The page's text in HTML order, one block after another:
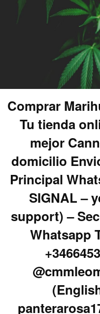
Comprar
Tu tienda
mejor
domicilio
Principal
SIGNAL –
support) –
Whatsapp